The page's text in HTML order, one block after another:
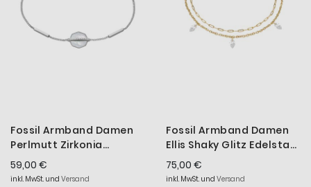
Fossil Armband Damen
Perlmutt Zirkonia
Edelstahl silberton
JF04910040
59,00 €
inkl. MwSt. und Versand
Fossil Armband Damen
Ellis Shaky Glitz Edelstahl
Goldton JF04895710
75,00 €
inkl. MwSt. und Versand